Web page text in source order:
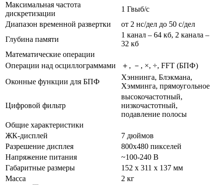
Максимальная частота
дискретизации
1 Гвыб/с
Диапазон временной развертки
от 2 нс/дел до 50 с/дел
Глубина памяти
1 канал – 64 кб, 2 канала –
32 кб
Математические операции
Операции над осциллограммами
＋, －, ×, ÷, FFT (БПФ)
Оконные функции для БПФ
Хэннинга, Блэкмана,
Хэмминга, прямоугольное
Цифровой фильтр
высокочастотный,
низкочастотный,
подавление полосы
Общие характеристики
ЖК-дисплей
7 дюймов
Разрешение дисплея
800х480 пикселей
Напряжение питания
~100-240 В
Габаритные размеры
152 х 311 х 137 мм
Масса
2 кг